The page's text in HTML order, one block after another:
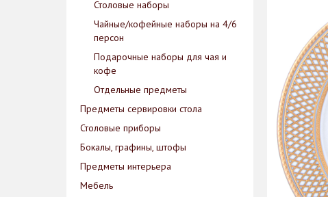
Столовые наборы
Чайные/кофейные наборы на 4/6
персон
Подарочные наборы для чая и
кофе
Отдельные предметы
Предметы сервировки стола
Столовые приборы
Бокалы, графины, штофы
Предметы интерьера
Мебель